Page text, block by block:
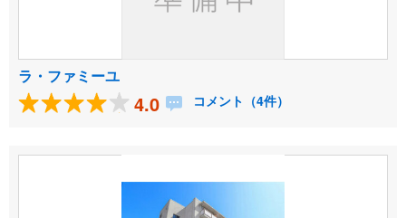
ラ・ファミーユ
4.0 コメント（4件）